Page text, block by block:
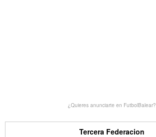
¿Quieres anunciarte en FutbolBalear?
Tercera Federacion